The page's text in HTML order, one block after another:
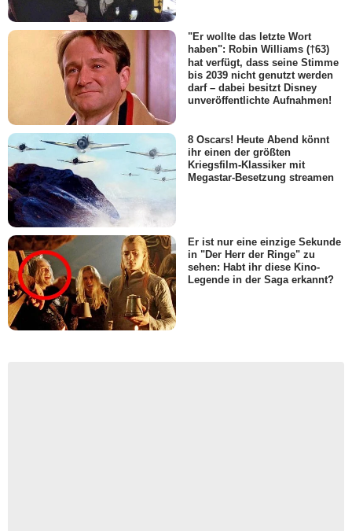
"Er wollte das letzte Wort
haben": Robin Williams (†63)
hat verfügt, dass seine Stimme
bis 2039 nicht genutzt werden
darf – dabei besitzt Disney
unveröffentlichte Aufnahmen!
8 Oscars! Heute Abend könnt
ihr einen der größten
Kriegsfilm-Klassiker mit
Megastar-Besetzung streamen
Er ist nur eine einzige Sekunde
in "Der Herr der Ringe" zu
sehen: Habt ihr diese Kino-
Legende in der Saga erkannt?